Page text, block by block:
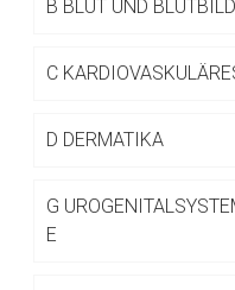
B BLUT UND
C
D DERMATIKA
G
E